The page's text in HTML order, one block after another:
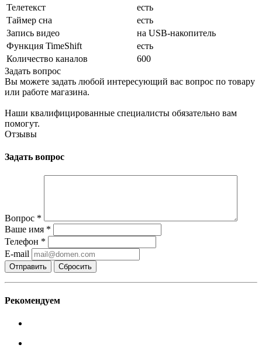
Телетекст
есть
Таймер сна
есть
Запись видео
на USB-накопитель
Функция TimeShift
есть
Количество каналов
600
Задать вопрос
Вы можете задать любой интересующий вас вопрос по товару
или работе магазина.
Наши квалифицированные специалисты обязательно вам
помогут.
Отзывы
Задать вопрос
Вопрос *
Ваше имя *
Телефон *
E-mail
Сбросить
Рекомендуем